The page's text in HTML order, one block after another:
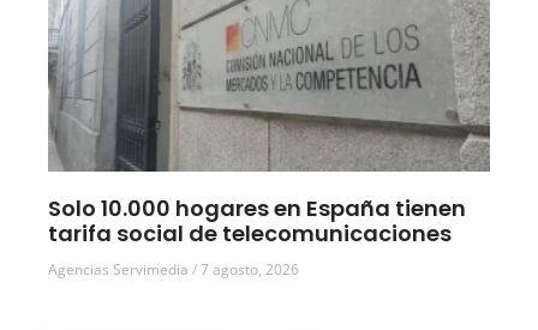
Solo 10.000 hogares en España tienen
tarifa social de telecomunicaciones
Agencias Servimedia 7 agosto, 2026